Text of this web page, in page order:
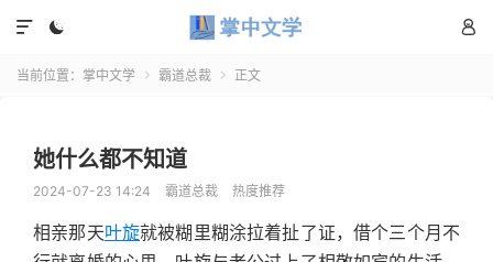
 

当前位置： 掌中文学  霸道总裁  正文
她什么都不知道
2024-07-23 14:24 霸道总裁 热度推荐
相亲那天叶旋就被糊里糊涂拉着扯了证，借个三个月不